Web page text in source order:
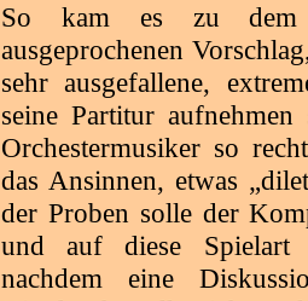
So kam es zu dem
ausgeprochenen
sehr ausgefallene,
seine Partitur
Orchestermusiker so
das Ansinnen, etwas
der Proben solle der
und auf diese Spielart
nachdem eine